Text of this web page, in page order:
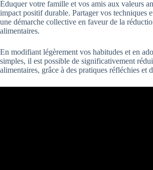
Éduquer votre famille et vos amis aux valeurs
impact positif durable. Partager vos techniques
une démarche collective en faveur de la
alimentaires.
En modifiant légèrement vos habitudes et en
simples, il est possible de significativement
alimentaires, grâce à des pratiques réfléchies et